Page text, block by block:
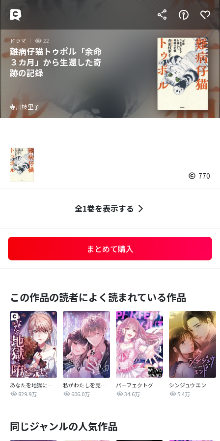
ドラマ 22
難病仔猫トゥポル「余命
３カ月」から生還した奇
跡の記録
寺川枝里子
770
全1巻を表示する
まとめて購入
この作品の読者によく読まれている作品
あなたを地獄に堕とすまで
829.9万
私がわたしを売る理由
606.0万
パーフェクトグリッター
34.6万
シンジュウエンド【タテヨミ】
5.4万
同じジャンルの人気作品